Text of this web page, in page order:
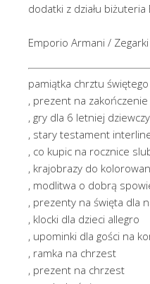
dodatki z działu
Emporio Armani / Zegarki
pamiątka chrztu świętego
, prezent na zakończenie
, gry dla 6 letniej
, stary testament
, co kupic na rocznice
, krajobrazy do
, modlitwa o dobrą
, prezenty na święta dla
, klocki dla dzieci allegro
, upominki dla gości na
, ramka na chrzest
, prezent na chrzest